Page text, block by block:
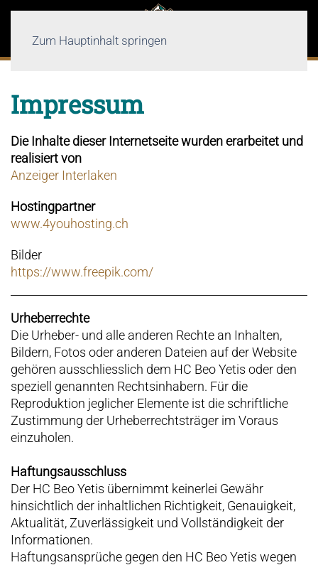
Zum Hauptinhalt springen
Impressum
Die Inhalte dieser Internetseite wurden erarbeitet und
realisiert von
Anzeiger Interlaken
Hostingpartner
www.4youhosting.ch
Bilder
https://www.freepik.com/
Urheberrechte
Die Urheber- und alle anderen Rechte an Inhalten,
Bildern, Fotos oder anderen Dateien auf der Website
gehören ausschliesslich dem HC Beo Yetis oder den
speziell genannten Rechtsinhabern. Für die
Reproduktion jeglicher Elemente ist die schriftliche
Zustimmung der Urheberrechtsträger im Voraus
einzuholen.
Haftungsausschluss
Der HC Beo Yetis übernimmt keinerlei Gewähr
hinsichtlich der inhaltlichen Richtigkeit, Genauigkeit,
Aktualität, Zuverlässigkeit und Vollständigkeit der
Informationen.
Haftungsansprüche gegen den HC Beo Yetis wegen